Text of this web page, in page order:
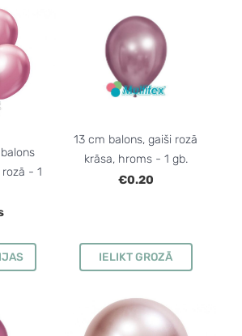
- 1
13 cm balons, gaiši rozā
krāsa, hroms - 1 gb.
€0.20
IELIKT GROZĀ